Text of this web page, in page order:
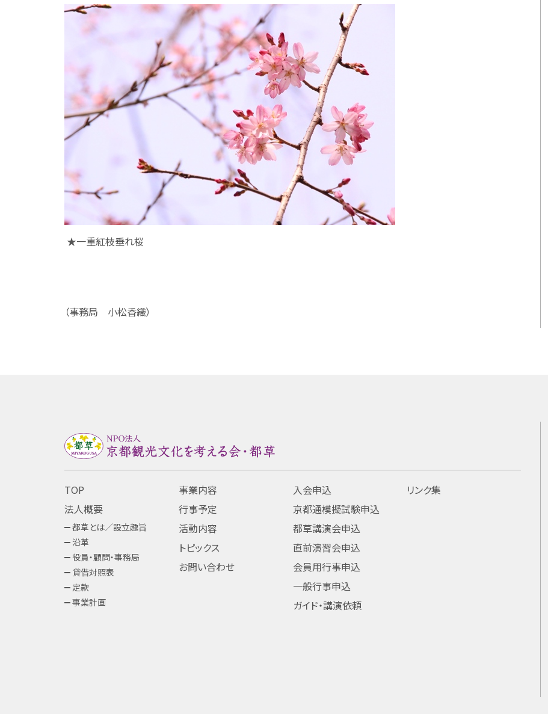
★一重紅枝垂れ桜
（事務局 小松香織）
TOP
法人概要
都草とは／設立趣旨
沿革
役員・顧問・事務局
貸借対照表
定款
事業計画
事業内容
行事予定
活動内容
トピックス
お問い合わせ
入会申込
京都通模擬試験申込
都草講演会申込
直前演習会申込
会員用行事申込
一般行事申込
ガイド・講演依頼
リンク集